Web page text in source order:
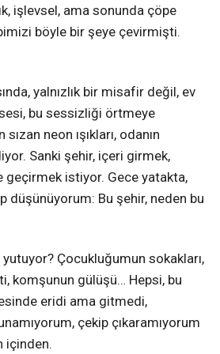
işlevsel, ama sonunda çöpe
böyle bir şeye çevirmişti.
yalnızlık bir misafir değil, ev
bu sessizliği örtmeye
neon ışıkları, odanın
Sanki şehir, içeri girmek,
geçirmek istiyor. Gece yatakta,
düşünüyorum: Bu şehir, neden bu
Çocukluğumun sokakları,
komşunun gülüşü… Hepsi, bu
eridi ama gitmedi,
çekip çıkaramıyorum
içinden.